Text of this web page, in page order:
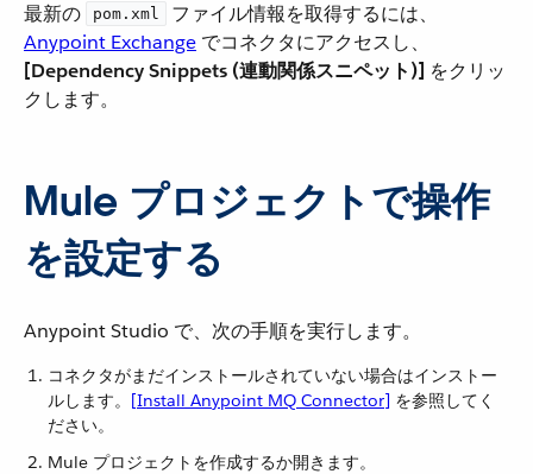
最新の ​
pom.xml
​ ファイル情報を取得するには、​
Anypoint Exchange ​ でコネクタにアクセスし、​
[Dependency Snippets (連動関係スニペット)] ​ をクリッ
クします。
Mule プロジェクトで操作
を設定する
Anypoint Studio で、次の手順を実行します。
コネクタがまだインストールされていない場合はインストー
ルします。​ [Install Anypoint MQ Connector] ​ を参照してく
ださい。
Mule プロジェクトを作成するか開きます。